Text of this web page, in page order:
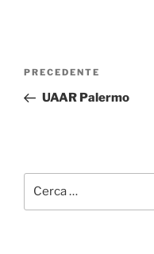
Navigazione
Articolo
precedente:
PRECEDENTE
UAAR Palermo